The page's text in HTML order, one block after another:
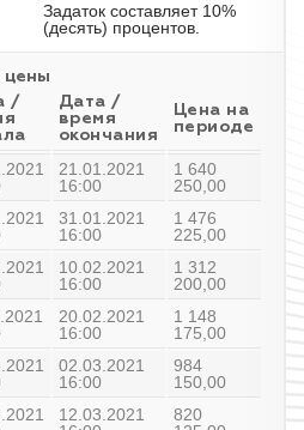
Задаток составляет 10%
(десять) процентов.
цены
/
Дата /
время
окончания
Цена на
периоде
21.01.2021
16:00
1 640
250,00
31.01.2021
16:00
1 476
225,00
10.02.2021
16:00
1 312
200,00
20.02.2021
16:00
1 148
175,00
02.03.2021
16:00
984
150,00
12.03.2021
820